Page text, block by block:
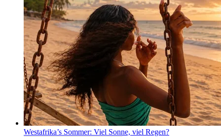
Westafrika’s Sommer: Viel Sonne, viel Regen?